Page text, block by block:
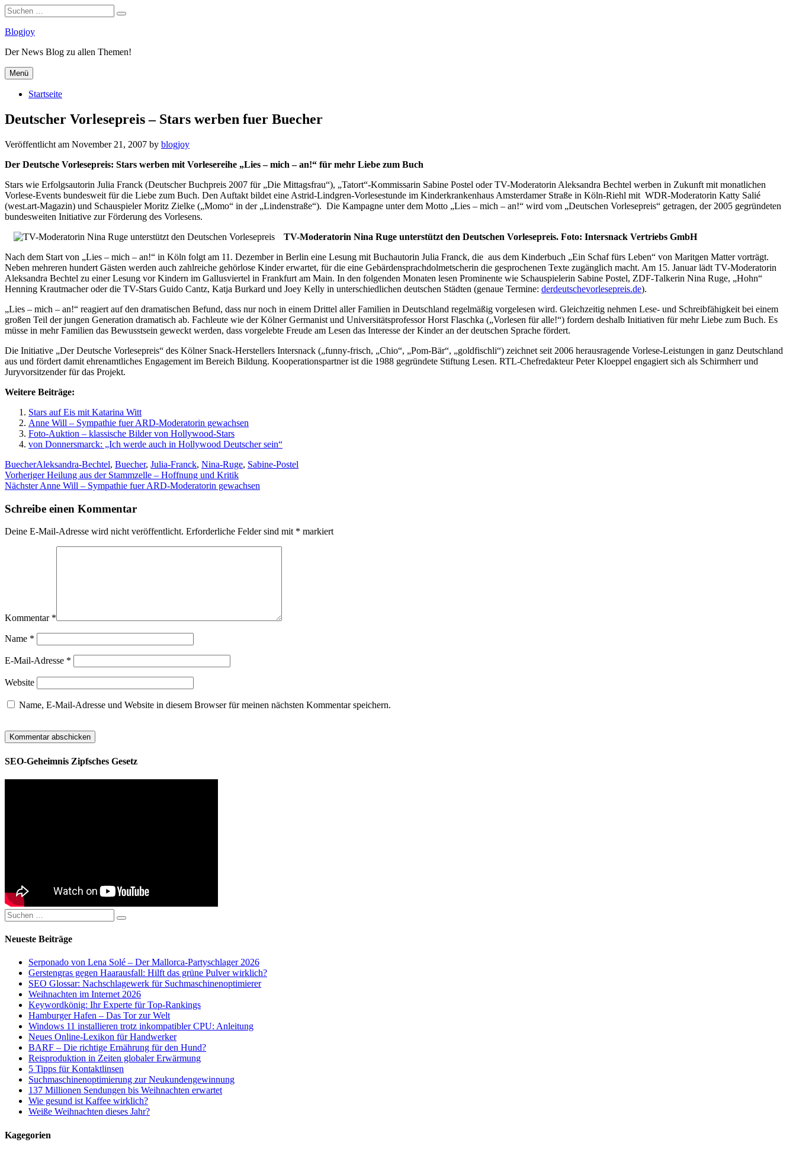
Suchen
nach:
Suchen
Zum
springen
Blogjoy
Der News Blog zu allen Themen!
Menü
Startseite
Deutscher Vorlesepreis – Stars werben fuer Buecher
Veröffentlicht am November 21, 2007 by blogjoy
Der Deutsche Vorlesepreis: Stars werben mit Vorlesereihe „Lies – mich – an!“ für mehr Liebe zum Buch
Stars wie Erfolgsautorin Julia Franck (Deutscher Buchpreis 2007 für „Die Mittagsfrau“), „Tatort“-Kommissarin Sabine Postel oder TV-Moderatorin Aleksandra Bechtel werben in Zukunft mit monatlichen
Vorlese-Events bundesweit für die Liebe zum Buch. Den Auftakt bildet eine Astrid-Lindgren-Vorlesestunde im Kinderkrankenhaus Amsterdamer Straße in Köln-Riehl mit WDR-Moderatorin Katty Salié
(west.art-Magazin) und Schauspieler Moritz Zielke („Momo“ in der „Lindenstraße“). Die Kampagne unter dem Motto „Lies – mich – an!“ wird vom „Deutschen Vorlesepreis“ getragen, der 2005 gegründeten
bundesweiten Initiative zur Förderung des Vorlesens.
TV-Moderatorin Nina Ruge unterstützt den Deutschen Vorlesepreis. Foto: Intersnack Vertriebs GmbH
Nach dem Start von „Lies – mich – an!“ in Köln folgt am 11. Dezember in Berlin eine Lesung mit Buchautorin Julia Franck, die aus dem Kinderbuch „Ein Schaf fürs Leben“ von Maritgen Matter vorträgt.
Neben mehreren hundert Gästen werden auch zahlreiche gehörlose Kinder erwartet, für die eine Gebärdensprachdolmetscherin die gesprochenen Texte zugänglich macht. Am 15. Januar lädt TV-Moderatorin
Aleksandra Bechtel zu einer Lesung vor Kindern im Gallusviertel in Frankfurt am Main. In den folgenden Monaten lesen Prominente wie Schauspielerin Sabine Postel, ZDF-Talkerin Nina Ruge, „Hohn“
Henning Krautmacher oder die TV-Stars Guido Cantz, Katja Burkard und Joey Kelly in unterschiedlichen deutschen Städten (genaue Termine: derdeutschevorlesepreis.de).
„Lies – mich – an!“ reagiert auf den dramatischen Befund, dass nur noch in einem Drittel aller Familien in Deutschland regelmäßig vorgelesen wird. Gleichzeitig nehmen Lese- und Schreibfähigkeit bei einem
großen Teil der jungen Generation dramatisch ab. Fachleute wie der Kölner Germanist und Universitätsprofessor Horst Flaschka („Vorlesen für alle!“) fordern deshalb Initiativen für mehr Liebe zum Buch. Es
müsse in mehr Familien das Bewusstsein geweckt werden, dass vorgelebte Freude am Lesen das Interesse der Kinder an der deutschen Sprache fördert.
Die Initiative „Der Deutsche Vorlesepreis“ des Kölner Snack-Herstellers Intersnack („funny-frisch, „Chio“, „Pom-Bär“, „goldfischli“) zeichnet seit 2006 herausragende Vorlese-Leistungen in ganz Deutschland
aus und fördert damit ehrenamtliches Engagement im Bereich Bildung. Kooperationspartner ist die 1988 gegründete Stiftung Lesen. RTL-Chefredakteur Peter Kloeppel engagiert sich als Schirmherr und
Juryvorsitzender für das Projekt.
Weitere Beiträge:
Stars auf Eis mit Katarina Witt
Anne Will – Sympathie fuer ARD-Moderatorin gewachsen
Foto-Auktion – klassische Bilder von Hollywood-Stars
von Donnersmarck: „Ich werde auch in Hollywood Deutscher sein“
Kategorien
BuecherSchlagwörter
Aleksandra-Bechtel, Buecher, Julia-Franck, Nina-Ruge, Sabine-Postel
Beitragsnavigation
VorherigerVorheriger
Beitrag:
Heilung aus der Stammzelle – Hoffnung und Kritik
NächsterNächster
Anne Will – Sympathie fuer ARD-Moderatorin gewachsen
Schreibe einen Kommentar
Deine E-Mail-Adresse wird nicht veröffentlicht. Erforderliche Felder sind mit * markiert
Kommentar *
Name *
E-Mail-Adresse *
Website
Name, E-Mail-Adresse und Website in diesem Browser für meinen nächsten Kommentar speichern.
SEO-Geheimnis Zipfsches Gesetz
Suchen
nach:
Suchen
Neueste Beiträge
Serponado von Lena Solé – Der Mallorca-Partyschlager 2026
Gerstengras gegen Haarausfall: Hilft das grüne Pulver wirklich?
SEO Glossar: Nachschlagewerk für Suchmaschinenoptimierer
Weihnachten im Internet 2026
Keywordkönig: Ihr Experte für Top-Rankings
Hamburger Hafen – Das Tor zur Welt
Windows 11 installieren trotz inkompatibler CPU: Anleitung
Neues Online-Lexikon für Handwerker
BARF – Die richtige Ernährung für den Hund?
Reisproduktion in Zeiten globaler Erwärmung
5 Tipps für Kontaktlinsen
Suchmaschinenoptimierung zur Neukundengewinnung
137 Millionen Sendungen bis Weihnachten erwartet
Wie gesund ist Kaffee wirklich?
Weiße Weihnachten dieses Jahr?
Kagegorien